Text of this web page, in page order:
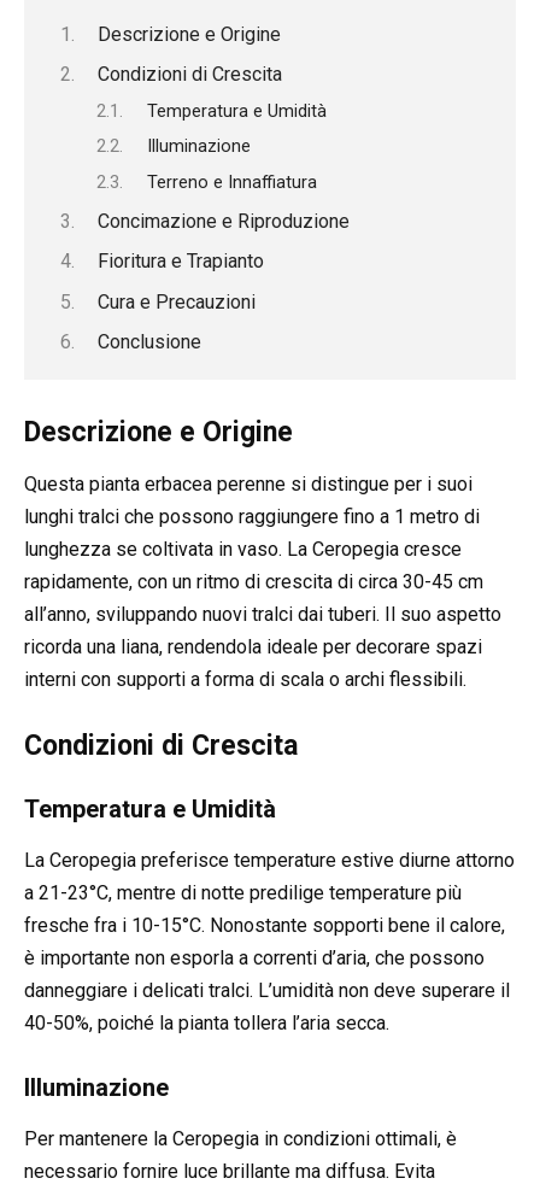
Descrizione e Origine
Condizioni di Crescita
Temperatura e Umidità
Illuminazione
Terreno e Innaffiatura
Concimazione e Riproduzione
Fioritura e Trapianto
Cura e Precauzioni
Conclusione
Descrizione e Origine
Questa pianta erbacea perenne si distingue per i suoi
lunghi tralci che possono raggiungere fino a 1 metro di
lunghezza se coltivata in vaso. La Ceropegia cresce
rapidamente, con un ritmo di crescita di circa 30-45 cm
all’anno, sviluppando nuovi tralci dai tuberi. Il suo aspetto
ricorda una liana, rendendola ideale per decorare spazi
interni con supporti a forma di scala o archi flessibili.
Condizioni di Crescita
Temperatura e Umidità
La Ceropegia preferisce temperature estive diurne attorno
a 21-23°C, mentre di notte predilige temperature più
fresche fra i 10-15°C. Nonostante sopporti bene il calore,
è importante non esporla a correnti d’aria, che possono
danneggiare i delicati tralci. L’umidità non deve superare il
40-50%, poiché la pianta tollera l’aria secca.
Illuminazione
Per mantenere la Ceropegia in condizioni ottimali, è
necessario fornire luce brillante ma diffusa. Evita